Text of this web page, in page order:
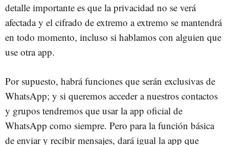
detalle importante es que la privacidad no se verá
afectada y el cifrado de extremo a extremo se mantendrá
en todo momento, incluso si hablamos con alguien que
use otra app.
Por supuesto, habrá funciones que serán exclusivas de
WhatsApp; y si queremos acceder a nuestros contactos
y grupos tendremos que usar la app oficial de
WhatsApp como siempre. Pero para la función básica
de enviar y recibir mensajes, dará igual la app que